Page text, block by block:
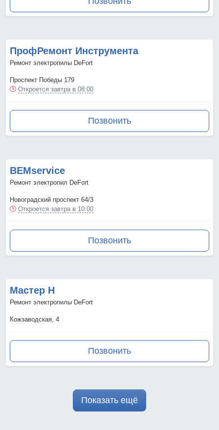
ПрофРемонт Инструмента
Ремонт электропилы DeFort
Проспект Победы 179
Откроется завтра в 08:00
Позвонить
BEMservice
Ремонт электропил DeFort
Новоградский проспект 64/3
Откроется завтра в 10:00
Позвонить
Мастер Н
Ремонт электропилы DeFort
Кожзаводская, 4
Позвонить
Показать ещё